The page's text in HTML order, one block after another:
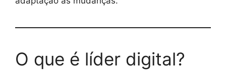
O que é líder digital?